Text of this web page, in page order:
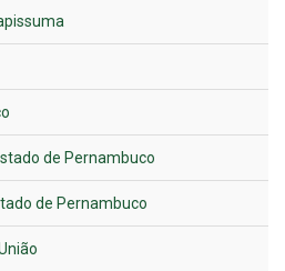
de Pernambuco
de Pernambuco